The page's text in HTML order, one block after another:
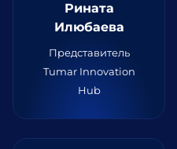
Рината
Илюбаева
Представитель
Tumar Innovation
Hub